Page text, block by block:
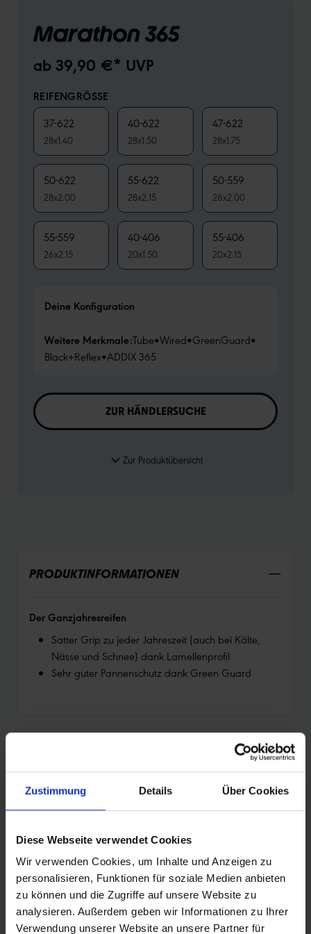
Zustimmung Details Über Cookies
Diese Webseite verwendet Cookies
Wir verwenden Cookies, um Inhalte und Anzeigen zu
personalisieren, Funktionen für soziale Medien anbieten
zu können und die Zugriffe auf unsere Website zu
analysieren. Außerdem geben wir Informationen zu Ihrer
Verwendung unserer Website an unsere Partner für
Marathon 365
ab 39,90 €* UVP
REIFENGRÖSSE
37-622
28x1.40
40-622
28x1.50
47-622
28x1.75
50-622
28x2.00
55-622
28x2.15
50-559
26x2.00
55-559
26x2.15
40-406
20x1.50
55-406
20x2.15
Deine Konfiguration
Weitere Merkmale:Tube•Wired•GreenGuard•
Black+Reflex•ADDIX 365
ZUR HÄNDLERSUCHE
Zur Produktübersicht
PRODUKTINFORMATIONEN
Der Ganzjahresreifen
Satter Grip zu jeder Jahreszeit (auch bei Kälte,
Nässe und Schnee) dank Lamellenprofil
Sehr guter Pannenschutz dank Green Guard
PRODUKTÜBERSICHT
Finde noch schneller deinen perfekten Reifen.
oder filtere dir die Tabelle nach den
Kategorien, die dich interessieren. Sortiere die
Reifen mit den Pfeilen.